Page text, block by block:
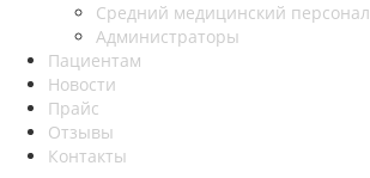
Средний медицинский персонал
Администраторы
Пациентам
Новости
Прайс
Отзывы
Контакты